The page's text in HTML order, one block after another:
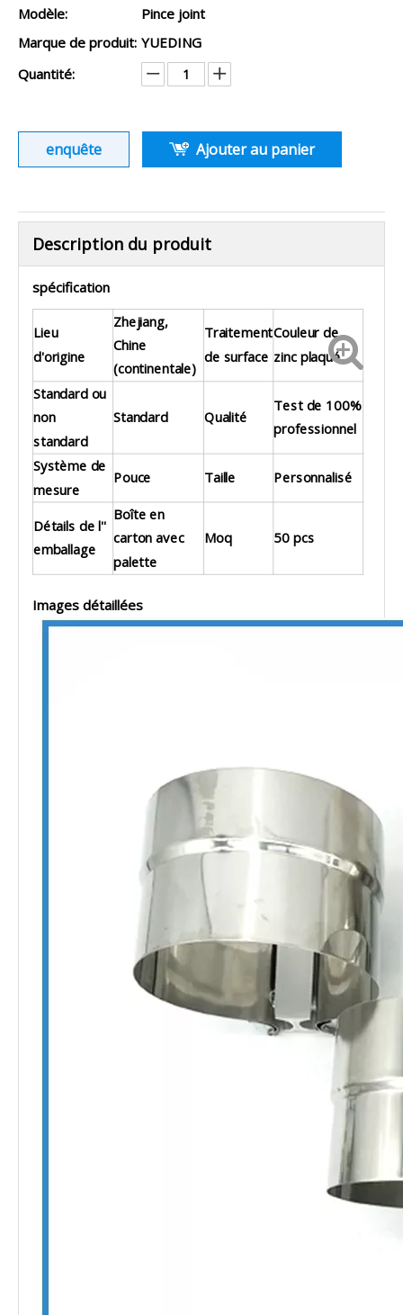
Modèle:
Pince joint
Marque de produit: YUEDING
Quantité:
enquête Ajouter au panier
Description du produit
spécification
Lieu
d'origine
Zhejiang,
Chine
(continentale)
Traitement
de surface
Couleur de
zinc plaqué
Standard ou
non
standard
Standard Qualité
Test de 100%
professionnel
Système de
mesure
Pouce Taille Personnalisé
Détails de l''
emballage
Boîte en
carton avec
palette
Moq 50 pcs
Images détaillées